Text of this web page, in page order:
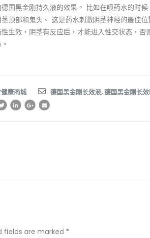
国黑金刚持久液的效果。 比如在喷药水的时
顶部和鬼头。 这是药水刺激阴茎神经的最佳
生效，阴茎有反应后，才能进入性交状态，否
康商城 德国黑金刚长效液,德国黑金刚长
fields are marked *